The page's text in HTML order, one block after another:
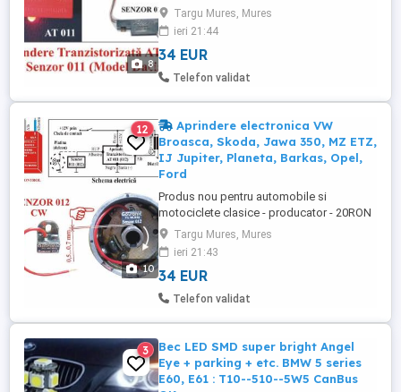
8
AT011 cu Senzor 011 (fara platina)
GARANTIE 2 ANI Se ofera factura si
certificat de garantie pentru 2 ani ! (nu
facem schimburi cu alte produse,
multumim de intelegere) - 20RON
...
Targu Mures, Mures
ieri 21:44
34 EUR
Telefon validat
10
12
Aprindere electronica VW
Broasca, Skoda, Jawa 350, MZ ETZ,
IJ Jupiter, Planeta, Barkas, Opel,
Ford
Produs nou pentru automobile si
motociclete clasice - producator - 20RON
transportul cu un courierat rapid indiferent
de locatie. Trimiteti poze cu platoul si
platina (platinilie) pentru indrumare si
ajutor in cazul altor modele nespecificate
aici. Aprindere electronica pentru
Targu Mures, Mures
ieri 21:43
34 EUR
Telefon validat
3
Bec LED SMD super bright Angel
Eye + parking + etc. BMW 5 series
E60, E61 : T10--510--5W5 CanBus